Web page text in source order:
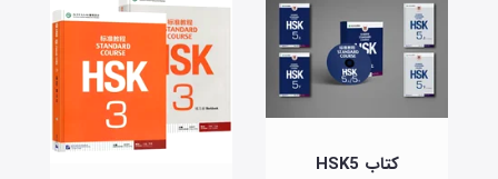
کتاب HSK5